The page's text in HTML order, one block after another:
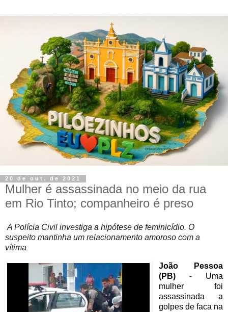
20 de out. de 2021
Mulher é assassinada no meio da rua
em Rio Tinto; companheiro é preso
A Polícia Civil investiga a hipótese de feminicídio. O
suspeito mantinha um relacionamento amoroso com a
vítima
João Pessoa
(PB) - Uma
mulher foi
assassinada a
golpes de faca na